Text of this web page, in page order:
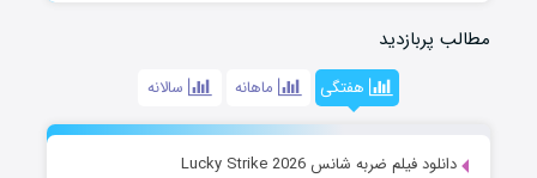
مطالب پربازدید
هفتگی ماهانه سالانه
دانلود فیلم ضربه شانس Lucky Strike 2026